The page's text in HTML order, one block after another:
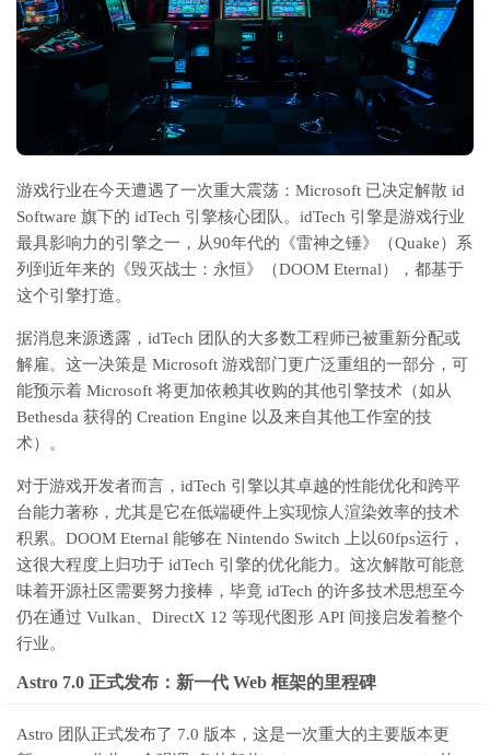
游戏行业在今天遭遇了一次重大震荡：Microsoft 已决定解散 id
Software 旗下的 idTech 引擎核心团队。idTech 引擎是游戏行业
最具影响力的引擎之一，从90年代的《雷神之锤》（Quake）系
列到近年来的《毁灭战士：永恒》（DOOM Eternal），都基于
这个引擎打造。
据消息来源透露，idTech 团队的大多数工程师已被重新分配或
解雇。这一决策是 Microsoft 游戏部门更广泛重组的一部分，可
能预示着 Microsoft 将更加依赖其收购的其他引擎技术（如从
Bethesda 获得的 Creation Engine 以及来自其他工作室的技
术）。
对于游戏开发者而言，idTech 引擎以其卓越的性能优化和跨平
台能力著称，尤其是它在低端硬件上实现惊人渲染效率的技术
积累。DOOM Eternal 能够在 Nintendo Switch 上以60fps运行，
这很大程度上归功于 idTech 引擎的优化能力。这次解散可能意
味着开源社区需要努力接棒，毕竟 idTech 的许多技术思想至今
仍在通过 Vulkan、DirectX 12 等现代图形 API 间接启发着整个
行业。
Astro 7.0 正式发布：新一代 Web 框架的里程碑
Astro 团队正式发布了 7.0 版本，这是一次重大的主要版本更